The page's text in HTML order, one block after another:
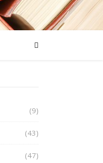
(9)
(43)
(47)